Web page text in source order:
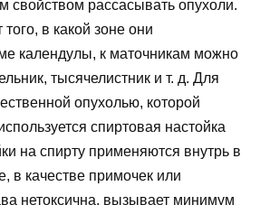
свойством рассасывать опухоли.
того, в какой зоне они
календулы, к маточникам можно
тысячелистник и т. д. Для
опухолью, которой
спиртовая настойка
на спирту применяются внутрь в
в качестве примочек или
нетоксична, вызывает минимум